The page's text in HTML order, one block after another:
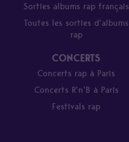
Sorties albums rap français
Toutes les sorties d’albums
rap
CONCERTS
Concerts rap à Paris
Concerts R’n’B à Paris
Festivals rap